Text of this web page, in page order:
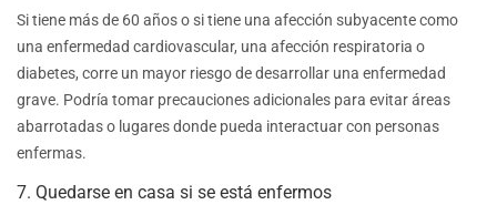
Si tiene más de 60 años o si tiene una afección subyacente como
una enfermedad cardiovascular, una afección respiratoria o
diabetes, corre un mayor riesgo de desarrollar una enfermedad
grave. Podría tomar precauciones adicionales para evitar áreas
abarrotadas o lugares donde pueda interactuar con personas
enfermas.
7. Quedarse en casa si se está enfermos